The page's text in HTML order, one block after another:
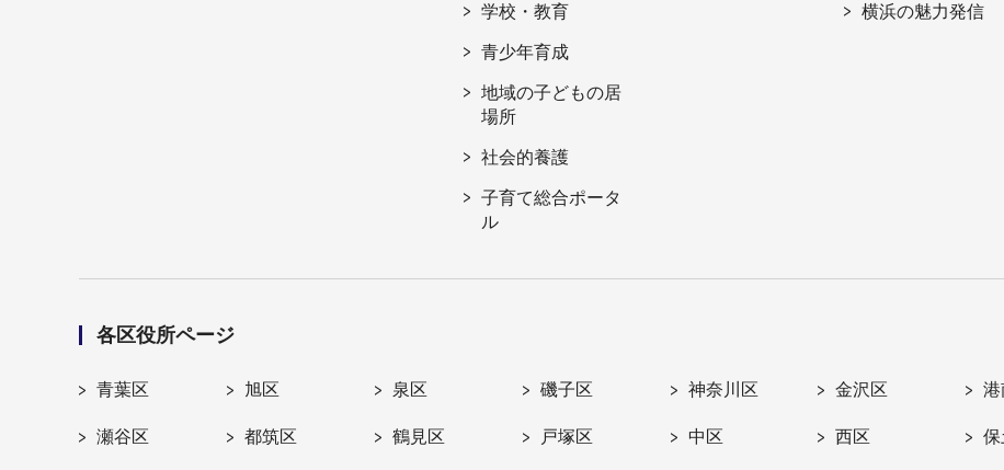
学校・教育
青少年育成
地域の子どもの居
場所
社会的養護
子育て総合ポータ
ル
横浜の魅力発信
各区役所ページ
青葉区 旭区 泉区 磯子区 神奈川区 金沢区 港
瀬谷区 都筑区 鶴見区 戸塚区 中区 西区 保